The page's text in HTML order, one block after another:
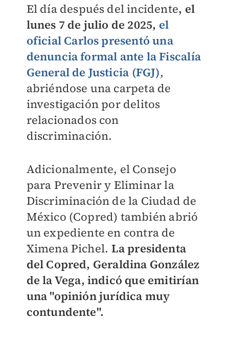
El día después del incidente, el
lunes 7 de julio de 2025, el
oficial Carlos presentó una
denuncia formal ante la Fiscalía
General de Justicia (FGJ),
abriéndose una carpeta de
investigación por delitos
relacionados con
discriminación.
Adicionalmente, el Consejo
para Prevenir y Eliminar la
Discriminación de la Ciudad de
México (Copred) también abrió
un expediente en contra de
Ximena Pichel. La presidenta
del Copred, Geraldina González
de la Vega, indicó que emitirían
una "opinión jurídica muy
contundente".